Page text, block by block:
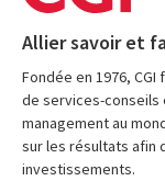
Allier savoir et
Fondée en 1976,
de services-conseils
management au
sur les résultats afin
investissements.